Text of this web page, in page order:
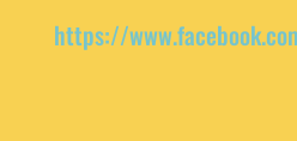
https://